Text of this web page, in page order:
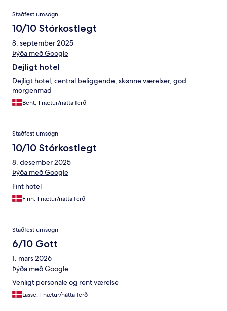
Staðfest umsögn
10/10 Stórkostlegt
8. september 2025
Þýða með Google
Dejligt hotel
Dejligt hotel, central beliggende, skønne værelser, god
morgenmad
Bent, 1 nætur/nátta ferð
Staðfest umsögn
10/10 Stórkostlegt
8. desember 2025
Þýða með Google
Fint hotel
Finn, 1 nætur/nátta ferð
Staðfest umsögn
6/10 Gott
1. mars 2026
Þýða með Google
Venligt personale og rent værelse
Lasse, 1 nætur/nátta ferð